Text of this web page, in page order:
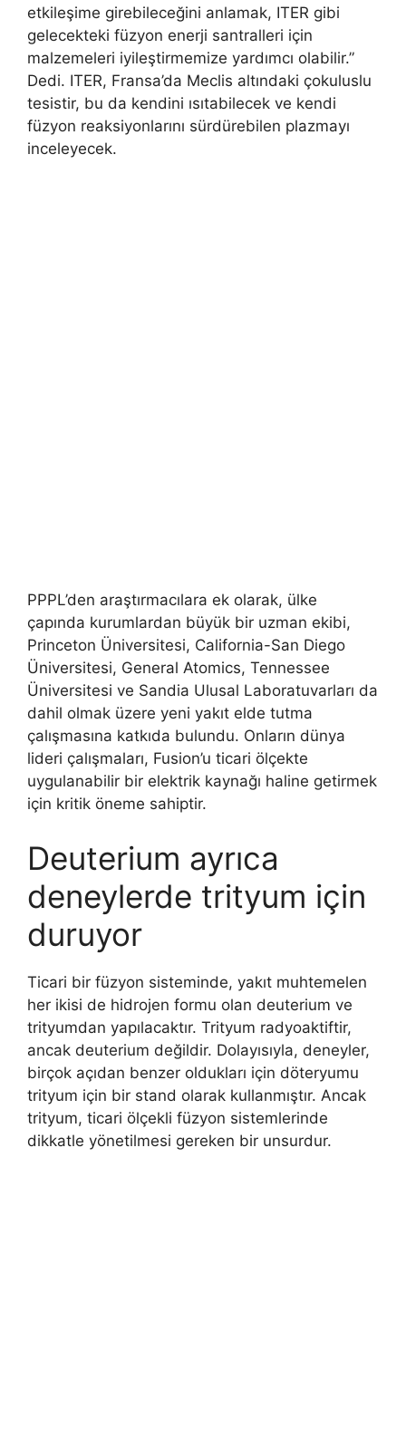
etkileşime girebileceğini anlamak, ITER gibi
gelecekteki füzyon enerji santralleri için
malzemeleri iyileştirmemize yardımcı olabilir.”
Dedi. ITER, Fransa’da Meclis altındaki çokuluslu
tesistir, bu da kendini ısıtabilecek ve kendi
füzyon reaksiyonlarını sürdürebilen plazmayı
inceleyecek.
PPPL’den araştırmacılara ek olarak, ülke
çapında kurumlardan büyük bir uzman ekibi,
Princeton Üniversitesi, California-San Diego
Üniversitesi, General Atomics, Tennessee
Üniversitesi ve Sandia Ulusal Laboratuvarları da
dahil olmak üzere yeni yakıt elde tutma
çalışmasına katkıda bulundu. Onların dünya
lideri çalışmaları, Fusion’u ticari ölçekte
uygulanabilir bir elektrik kaynağı haline getirmek
için kritik öneme sahiptir.
Deuterium ayrıca
deneylerde trityum için
duruyor
Ticari bir füzyon sisteminde, yakıt muhtemelen
her ikisi de hidrojen formu olan deuterium ve
trityumdan yapılacaktır. Trityum radyoaktiftir,
ancak deuterium değildir. Dolayısıyla, deneyler,
birçok açıdan benzer oldukları için döteryumu
trityum için bir stand olarak kullanmıştır. Ancak
trityum, ticari ölçekli füzyon sistemlerinde
dikkatle yönetilmesi gereken bir unsurdur.